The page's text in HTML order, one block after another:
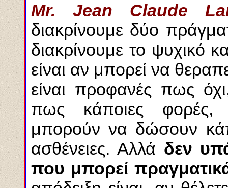
Mr. Jean Claude
διακρίνουμε δύο
διακρίνουμε το ψυχικό
είναι αν μπορεί να
είναι προφανές πως
πως κάποιες φορές,
μπορούν να δώσουν
ασθένειες. Αλλά δεν
που μπορεί